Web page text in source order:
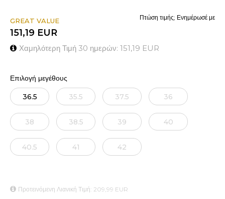
GREAT VALUE
151,19 EUR
Χαμηλότερη Τιμή 30 ημερών: 151,19 EUR
Πτώση τιμής; Ενημέρωσέ με
Επιλογή μεγέθους
36.5 35.5 37.5 36
38 38.5 39 40
40.5 41 42
Προτεινόμενη Λιανική Τιμή: 209,99 EUR